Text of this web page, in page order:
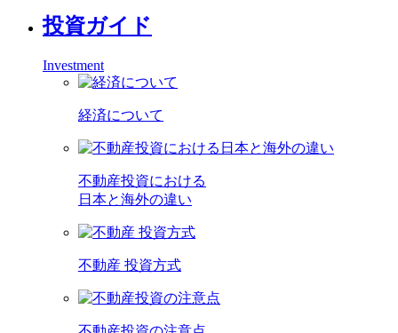
投資ガイド
Investment
経済について
不動産投資における
日本と海外の違い
不動産 投資方式